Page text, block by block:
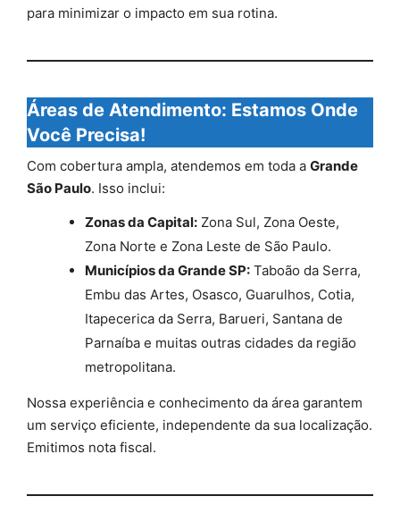
para minimizar o impacto em sua rotina.
Áreas de Atendimento: Estamos Onde
Você Precisa!
Com cobertura ampla, atendemos em toda a Grande
São Paulo. Isso inclui:
Zonas da Capital: Zona Sul, Zona Oeste,
Zona Norte e Zona Leste de São Paulo.
Municípios da Grande SP: Taboão da Serra,
Embu das Artes, Osasco, Guarulhos, Cotia,
Itapecerica da Serra, Barueri, Santana de
Parnaíba e muitas outras cidades da região
metropolitana.
Nossa experiência e conhecimento da área garantem
um serviço eficiente, independente da sua localização.
Emitimos nota fiscal.